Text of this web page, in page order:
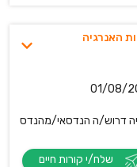
האנרגיה
01/08/
דרוש/ה הנדסאי/מהנדס